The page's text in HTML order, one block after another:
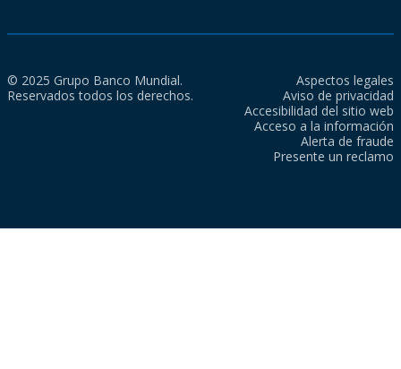
© 2025 Grupo Banco Mundial.
Reservados todos los derechos.
Aspectos legales
Aviso de privacidad
Accesibilidad del sitio web
Acceso a la información
Alerta de fraude
Presente un reclamo